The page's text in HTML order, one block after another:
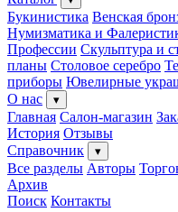
Букинистика Венская
Нумизматика и
Профессии Скульптура и
планы Столовое серебро
приборы Ювелирные
О нас
▾
Главная Салон-магазин
История Отзывы
Справочник
▾
Все разделы Авторы
Архив
Поиск Контакты